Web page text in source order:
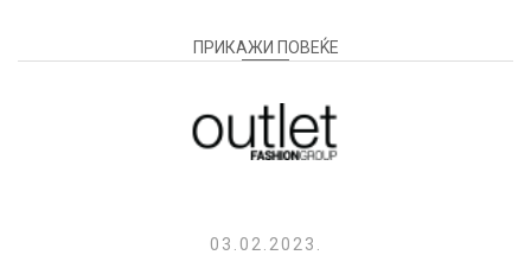
ПРИКАЖИ ПОВЕЌЕ
03.02.2023.